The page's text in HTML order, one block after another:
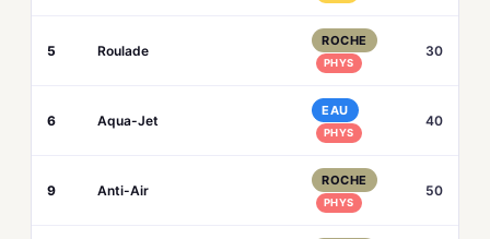
5 Roulade
ROCHE
PHYS
30
6 Aqua-Jet
EAU
PHYS
40
9 Anti-Air
ROCHE
PHYS
50